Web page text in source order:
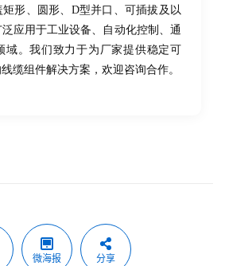
形、圆形、D型并口、可插拔及以
应用于工业设备、自动化控制、通
域。我们致力于为厂家提供稳定可
缆组件解决方案，欢迎咨询合作。
微海报 分享